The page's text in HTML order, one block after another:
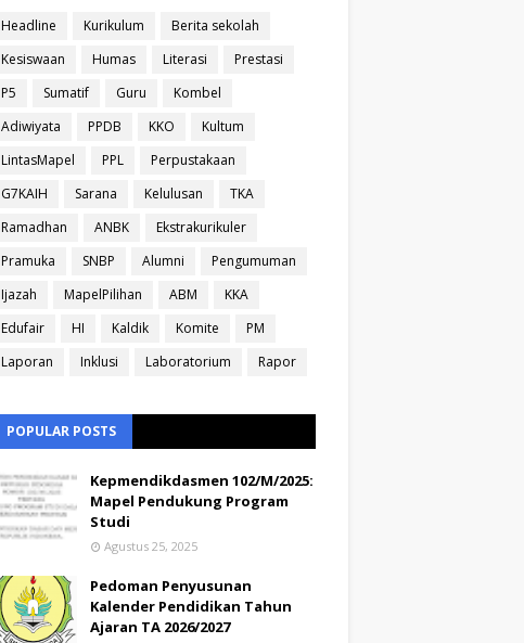
Headline Kurikulum
Berita sekolah
Kesiswaan
Humas Literasi
Prestasi
P5
Sumatif Guru
Kombel
Adiwiyata
PPDB KKO
Kultum
LintasMapel
PPL
Perpustakaan
G7KAIH
Sarana Kelulusan
TKA
Ramadhan
ANBK
Ekstrakurikuler
Pramuka
SNBP Alumni
Pengumuman
Ijazah
MapelPilihan ABM
KKA
Edufair
HI Kaldik Komite
PM
Laporan
Inklusi Laboratorium Rapor
POPULAR POSTS
Kepmendikdasmen 102/M/2025:
Mapel Pendukung Program
Studi
Agustus 25, 2025
Pedoman Penyusunan
Kalender Pendidikan Tahun
Ajaran TA 2026/2027